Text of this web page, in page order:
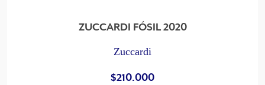
ZUCCARDI FÓSIL 2020
Zuccardi
$210.000